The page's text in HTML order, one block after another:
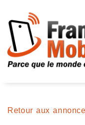
Retour aux